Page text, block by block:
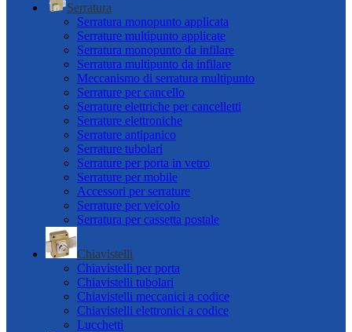
Serratura
Serratura monopunto applicata
Serrature multipunto applicate
Serratura monopunto da infilare
Serratura multipunto da infilare
Meccanismo di serratura multipunto
Serrature per cancello
Serrature elettriche per cancelletti
Serrature elettroniche
Serrature antipanico
Serrature tubolari
Serrature per porta in vetro
Serrature per mobile
Accessori per serrature
Serrature per veicolo
Serratura per cassetta postale
Chiavistelli
Chiavistelli per porta
Chiavistelli tubolari
Chiavistelli meccanici a codice
Chiavistelli elettronici a codice
Lucchetti